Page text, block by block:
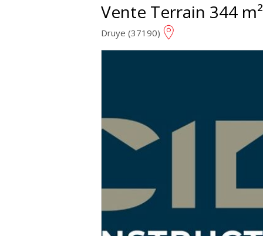
Vente Terrain 344 m²
Druye (37190)